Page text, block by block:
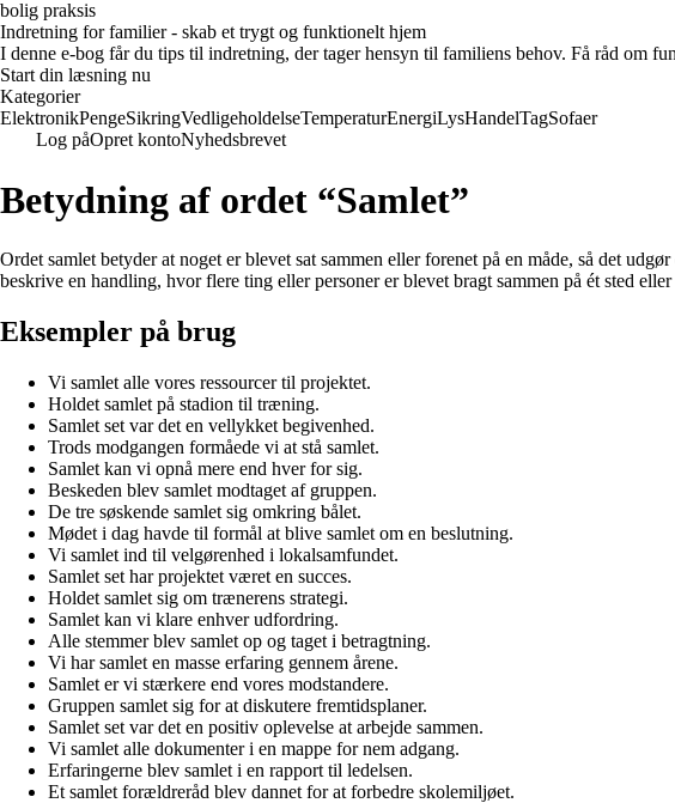
bolig praksis
Indretning for familier - skab et trygt og funktionelt hjem
I denne e-bog får du tips til indretning, der tager hensyn til familiens behov. Få råd om
Start din læsning nu
Kategorier
ElektronikPengeSikringVedligeholdelseTemperaturEnergiLysHandelTagSofaer
Log påOpret kontoNyhedsbrevet
Betydning af ordet “Samlet”
Ordet samlet betyder at noget er blevet sat sammen eller forenet på en måde, så det
beskrive en handling, hvor flere ting eller personer er blevet bragt sammen på ét sted
Eksempler på brug
Vi samlet alle vores ressourcer til projektet.
Holdet samlet på stadion til træning.
Samlet set var det en vellykket begivenhed.
Trods modgangen formåede vi at stå samlet.
Samlet kan vi opnå mere end hver for sig.
Beskeden blev samlet modtaget af gruppen.
De tre søskende samlet sig omkring bålet.
Mødet i dag havde til formål at blive samlet om en beslutning.
Vi samlet ind til velgørenhed i lokalsamfundet.
Samlet set har projektet været en succes.
Holdet samlet sig om trænerens strategi.
Samlet kan vi klare enhver udfordring.
Alle stemmer blev samlet op og taget i betragtning.
Vi har samlet en masse erfaring gennem årene.
Samlet er vi stærkere end vores modstandere.
Gruppen samlet sig for at diskutere fremtidsplaner.
Samlet set var det en positiv oplevelse at arbejde sammen.
Vi samlet alle dokumenter i en mappe for nem adgang.
Erfaringerne blev samlet i en rapport til ledelsen.
Et samlet forældreråd blev dannet for at forbedre skolemiljøet.